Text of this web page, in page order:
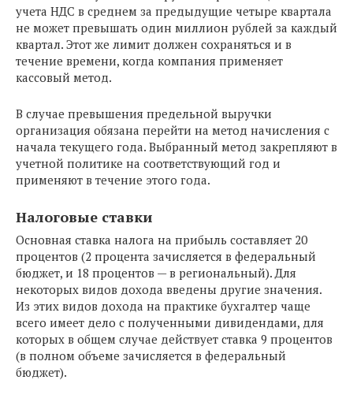
учета НДС в среднем за предыдущие четыре квартала
не может превышать один миллион рублей за каждый
квартал. Этот же лимит должен сохраняться и в
течение времени, когда компания применяет
кассовый метод.
В случае превышения предельной выручки
организация обязана перейти на метод начисления с
начала текущего года. Выбранный метод закрепляют в
учетной политике на соответствующий год и
применяют в течение этого года.
Налоговые ставки
Основная ставка налога на прибыль составляет 20
процентов (2 процента зачисляется в федеральный
бюджет, и 18 процентов — в региональный). Для
некоторых видов дохода введены другие значения.
Из этих видов дохода на практике бухгалтер чаще
всего имеет дело с полученными дивидендами, для
которых в общем случае действует ставка 9 процентов
(в полном объеме зачисляется в федеральный
бюджет).